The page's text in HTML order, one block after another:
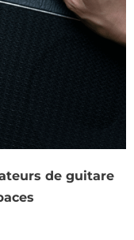
de guitare